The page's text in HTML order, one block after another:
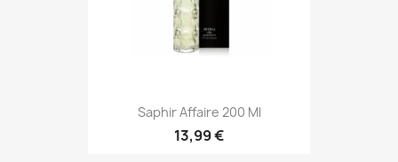
Saphir Affaire 200 Ml
13,99 €